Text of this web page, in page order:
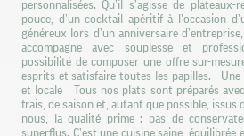
personnalisées. Qu’il s’agisse de
pouce, d’un cocktail apéritif à l’occasion
généreux lors d’un anniversaire
accompagne avec souplesse et
possibilité de composer une offre sur-
esprits et satisfaire toutes les papilles. Une
et locale Tous nos plats sont préparés
frais, de saison et, autant que possible, issus
nous, la qualité prime : pas de
superflus. C’est une cuisine saine,